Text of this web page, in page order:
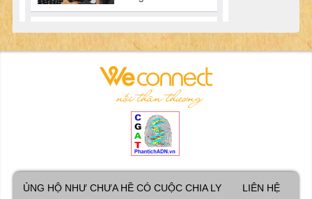
ỦNG HỘ NHƯ CHƯA HỀ CÓ CUỘC CHIA LY LIÊN HỆ